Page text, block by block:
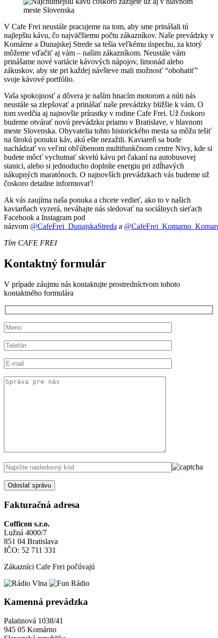
V Cafe Frei neustále pracujeme na tom, aby sme prinášali tú
najlepšiu kávu, čo najväčšiemu počtu zákazníkov. Naše prevádzky v
Komárne a Dunajskej Strede sa tešia veľkému úspechu, za ktorý
môžeme vďačiť aj vám – našim zákazníkom. Neustále vám
prinášame nové variácie kávových nápojov, limonád alebo
zákuskov, aby ste pri každej návšteve mali možnosť “obohatiť”
svoje kávové portfólio.
Vaša spokojnosť a dôvera je naším hnacím motorom a núti nás
neustále sa zlepšovať a prinášať naše prevádzky bližšie k vám. O
tom svedčia aj najnovšie prírastky v rodine Cafe Frei. Už čoskoro
budeme otvárať novú prevádzku priamo v Bratislave, v hlavnom
meste Slovenska. Obyvatelia tohto historického mesta sa môžu tešiť
na širokú ponuku káv, akú ešte nezažili. Kaviareň sa bude
nachádzať vo veľmi obľúbenom multifunkčnom centre Nivy, kde si
budete môcť vychutnať skvelú kávu pri čakaní na autobusovej
stanici, alebo si jednoducho doplníte energiu pri zdĺhavých
nákupných maratónoch. O najnovších prevádzkach vás budeme už
čoskoro detailne informovať!
Ak vás zaujíma naša ponuka a chcete vedieť, ako to v našich
kaviarňach vyzerá, neváhajte nás sledovať na sociálnych sieťach
Facebook a Instagram pod
názvom @CafeFrei_DunajskaStreda a
Tím CAFE FREI
Kontaktný formulár
V prípade záujmu nás kontaktujte prostredníctvom tohoto
kontaktného formulára
Odoslať správu
Fakturačná adresa
Cofficon s.r.o.
Lužná 4000/7
851 04 Bratislava
IČO: 52 711 331
Zákazníci Cafe Frei počúvajú
Kamenná prevádzka
Palatinová 1038/41
945 05 Komárno